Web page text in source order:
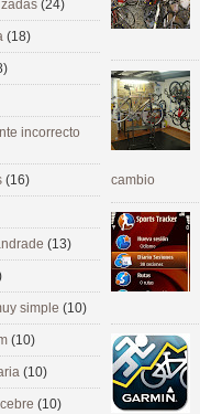
cambio
(24)
(18)
incorrecto
(16)
(13)
simple (10)
(10)
(10)
(10)